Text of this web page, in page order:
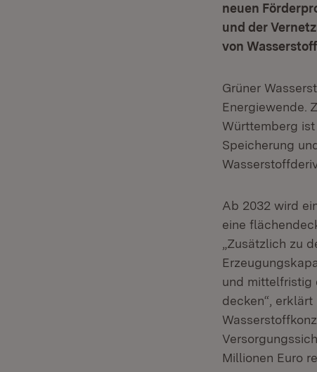
neuen
und der
von
Grüner
Energiewende.
Württemberg
Speicherung
Ab 2032 wird
eine
„Zusätzlich zu
und mittelfristig
decken“,
Millionen Euro